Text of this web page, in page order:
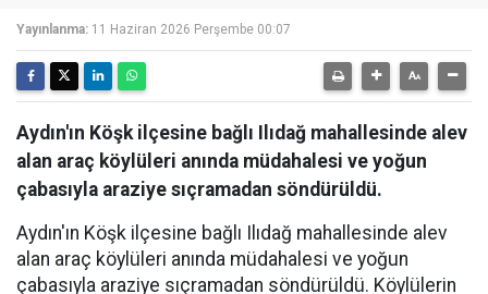
Yayınlanma: 11 Haziran 2026 Perşembe 00:07
Aydın'ın Köşk ilçesine bağlı Ilıdağ mahallesinde alev
alan araç köylüleri anında müdahalesi ve yoğun
çabasıyla araziye sıçramadan söndürüldü.
Aydın'ın Köşk ilçesine bağlı Ilıdağ mahallesinde alev
alan araç köylüleri anında müdahalesi ve yoğun
çabasıyla araziye sıçramadan söndürüldü. Köylülerin